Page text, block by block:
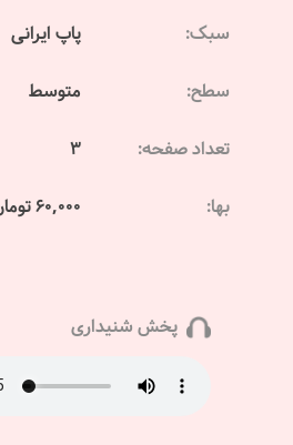
سبک: پاپ ایرانی
سطح: متوسط
تعداد صفحه: 3
بها: 60,000 تومان
پخش شنیداری